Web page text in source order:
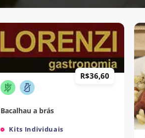
Kits Individuais
Bacalhau a brás
R$36,60